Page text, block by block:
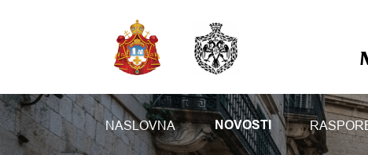
NASLOVNA NOVOSTI